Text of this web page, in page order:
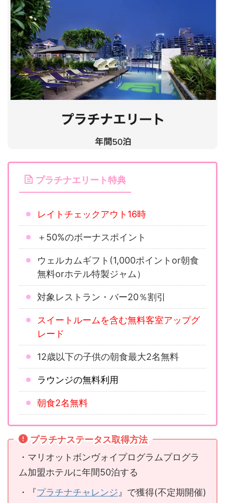
プラチナエリート特典
レイトチェックアウト16時
＋50%のボーナスポイント
ウェルカムギフト(1,000ポイントor朝食
無料orホテル特製ジャム）
対象レストラン・バー20％割引
スイートルームを含む無料客室アップグ
レード
12歳以下の子供の朝食最大2名無料
ラウンジの無料利用
朝食2名無料
プラチナステータス取得方法
・マリオットボンヴォイプログラムプログラ
ム加盟ホテルに年間50泊する
・『プラチナチャレンジ 』で獲得(不定期開催)